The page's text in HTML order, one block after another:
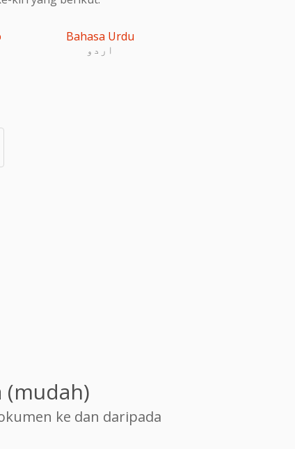
Bahasa Urdu
اردو
(mudah)
ke dan daripada